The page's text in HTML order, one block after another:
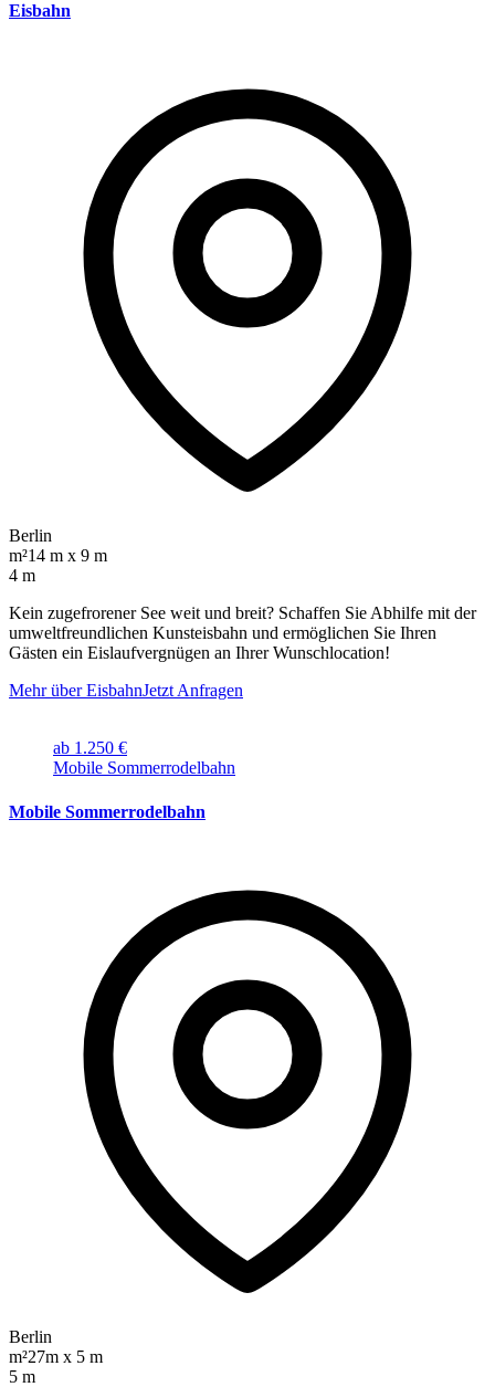
Eisbahn
Berlin
m²14 m x 9 m
4 m
Kein zugefrorener See weit und breit? Schaffen Sie Abhilfe mit der
umweltfreundlichen Kunsteisbahn und ermöglichen Sie Ihren
Gästen ein Eislaufvergnügen an Ihrer Wunschlocation!
Mehr über EisbahnJetzt Anfragen
ab 1.250 €
Mobile Sommerrodelbahn
Mobile Sommerrodelbahn
Berlin
m²27m x 5 m
5 m